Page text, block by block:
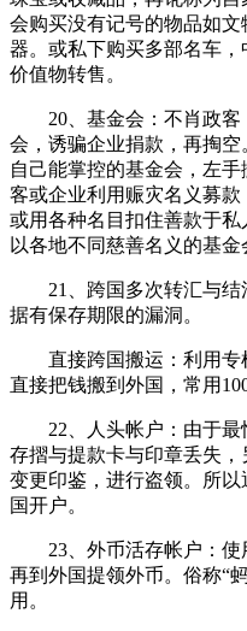
会购买没有记号的物品如
器。或私下购买多部名车
价值物转售。
20、基金会：不肖政客
会，诱骗企业捐款，再掏
自己能掌控的基金会，左
客或企业利用赈灾名义募款
或用各种名目扣住善款于私
以各地不同慈善名义的基金
21、跨国多次转汇与结
据有保存期限的漏洞。
直接跨国搬运：利用专
直接把钱搬到外国，常用
22、人头帐户：由于最
存摺与提款卡与印章丢失
变更印鉴，进行盗领。所
国开户。
23、外币活存帐户：使
再到外国提领外币。俗称“
用。